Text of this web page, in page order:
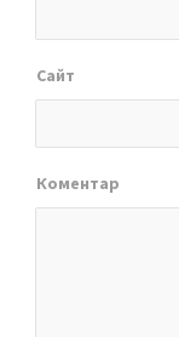
Сайт
Коментар